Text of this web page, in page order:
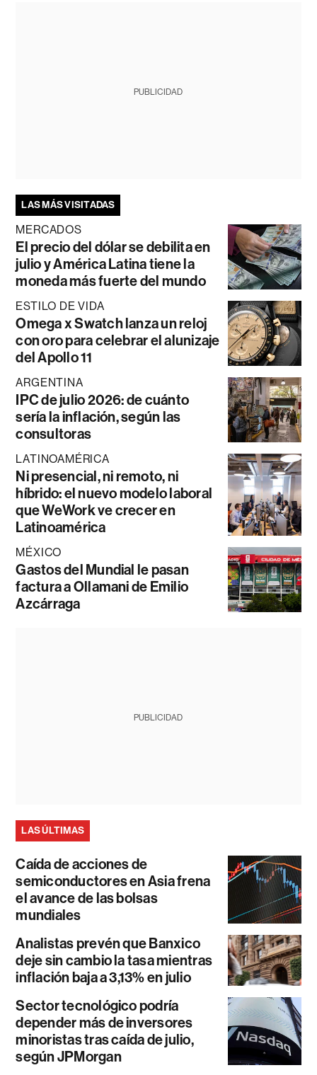
PUBLICIDAD
LAS MÁS VISITADAS
MERCADOS
El precio del dólar se debilita en
julio y América Latina tiene la
moneda más fuerte del mundo
ESTILO DE VIDA
Omega x Swatch lanza un reloj
con oro para celebrar el alunizaje
del Apollo 11
ARGENTINA
IPC de julio 2026: de cuánto
sería la inflación, según las
consultoras
LATINOAMÉRICA
Ni presencial, ni remoto, ni
híbrido: el nuevo modelo laboral
que WeWork ve crecer en
Latinoamérica
MÉXICO
Gastos del Mundial le pasan
factura a Ollamani de Emilio
Azcárraga
PUBLICIDAD
LAS ÚLTIMAS
Caída de acciones de
semiconductores en Asia frena
el avance de las bolsas
mundiales
Analistas prevén que Banxico
deje sin cambio la tasa mientras
inflación baja a 3,13% en julio
Sector tecnológico podría
depender más de inversores
minoristas tras caída de julio,
según JPMorgan